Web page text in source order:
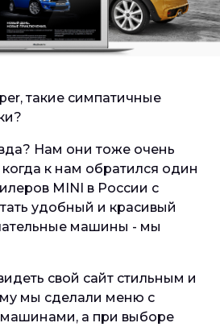
такие симпатичные
Нам они тоже очень
когда к нам обратился один
MINI в России с
удобный и красивый
машины - мы
свой сайт стильным и
мы сделали меню с
а при выборе